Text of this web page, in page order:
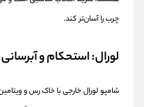
چرب را آسان‌تر کند.
لورال: استحکام و